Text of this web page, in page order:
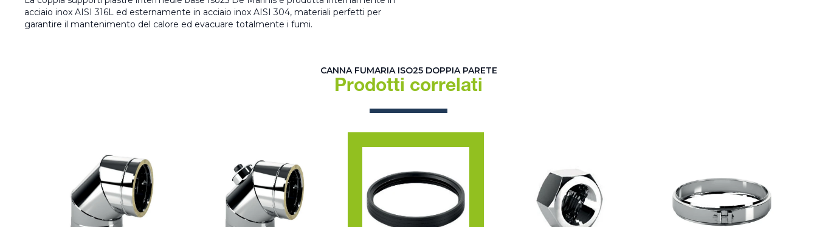
acciaio inox AISI 316L ed esternamente in acciaio inox AISI 304, materiali perfetti per
garantire il mantenimento del calore ed evacuare totalmente i fumi.
CANNA FUMARIA ISO25 DOPPIA PARETE
Prodotti correlati